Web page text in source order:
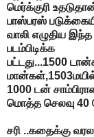
மெர்க்குரி
பாஸ்பரஸ்
வாலி எழுதிய
படம்பிடிக்க
பட்டது...1500
1000 டன்
மொத்த செலவு 40
சரி ..கதைக்கு